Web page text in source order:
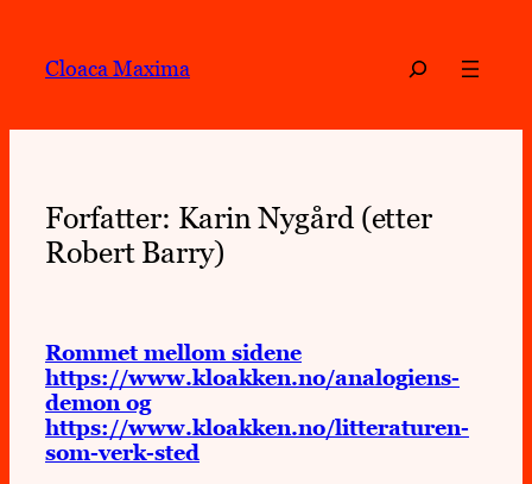
innhold
Cloaca Maxima
Søk
Forfatter: Karin Nygård (etter
Robert Barry)
Rommet mellom sidene
https://www.kloakken.no/analogiens-
demon og
https://www.kloakken.no/litteraturen-
som-verk-sted